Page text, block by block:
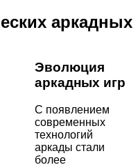
аркадных
Эволюция
аркадных игр
С появлением
современных
технологий
аркады стали
более